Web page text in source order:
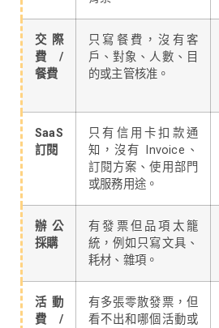
交際
費 /
餐費
只寫餐費，沒有客
戶、對象、人數、目
的或主管核准。
SaaS
訂閱
只有信用卡扣款通
知，沒有 Invoice、
訂閱方案、使用部門
或服務用途。
辦公
採購
有發票但品項太籠
統，例如只寫文具、
耗材、雜項。
活動
費 /
有多張零散發票，但
看不出和哪個活動或